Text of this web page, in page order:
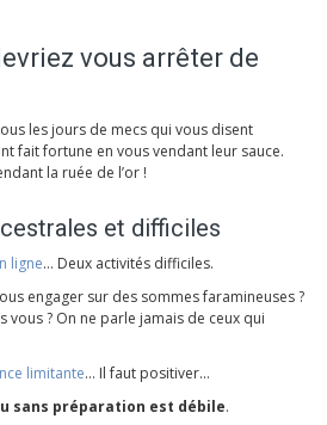
vous arrêter de
les jours de mecs qui vous disent
fait fortune en vous vendant leur sauce.
la ruée de l’or !
et difficiles
ligne… Deux activités difficiles.
engager sur des sommes faramineuses ?
vous ? On ne parle jamais de ceux qui
limitante… Il faut positiver…
sans préparation est débile.